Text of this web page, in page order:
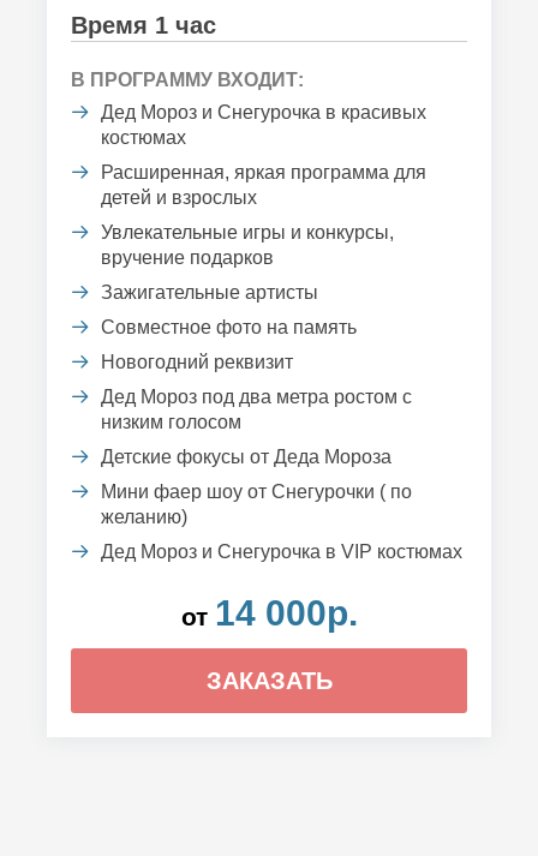
Время 1 час
В ПРОГРАММУ ВХОДИТ:
Дед Мороз и Снегурочка в красивых
костюмах
Расширенная, яркая программа для
детей и взрослых
Увлекательные игры и конкурсы,
вручение подарков
Зажигательные артисты
Совместное фото на память
Новогодний реквизит
Дед Мороз под два метра ростом с
низким голосом
Детские фокусы от Деда Мороза
Мини фаер шоу от Снегурочки ( по
желанию)
Дед Мороз и Снегурочка в VIP костюмах
от 14 000р.
ЗАКАЗАТЬ